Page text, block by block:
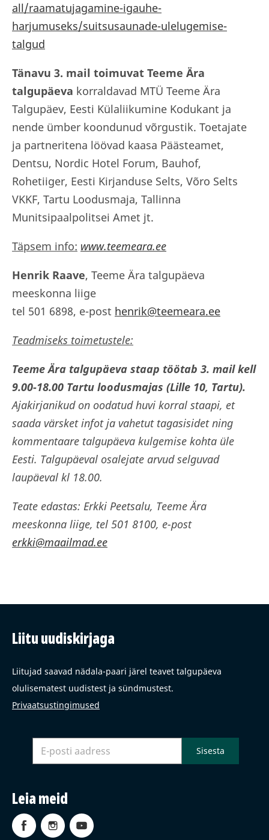
all/raamatujagamine-igauhe-
harjumuseks/suitsusaunade-ulelugemise-
talgud
Tänavu 3. mail toimuvat Teeme Ära
talgupäeva korraldavad MTÜ Teeme Ära
Talgupäev, Eesti Külaliikumine Kodukant ja
nende ümber koondunud võrgustik. Toetajate
ja partneritena löövad kaasa Päästeamet,
Dentsu, Nordic Hotel Forum, Bauhof,
Rohetiiger, Eesti Kirjanduse Selts, Võro Selts
VKKF, Tartu Loodusmaja, Tallinna
Munitsipaalpolitsei Amet jt.
Täpsem info: www.teemeara.ee
Henrik Raave, Teeme Ära talgupäeva
meeskonna liige
tel 501 6898, e-post henrik@teemeara.ee
Teadmiseks toimetustele:
Teeme Ära talgupäeva staap töötab 3. mail kell
9.00-18.00 Tartu loodusmajas (Lille 10, Tartu).
Ajakirjanikud on oodatud huvi korral staapi, et
saada värsket infot ja vahetut tagasisidet ning
kommentaare talgupäeva kulgemise kohta üle
Eesti. Talgupäeval osalejate arvud selguvad
laupäeval kl 18.00.
Teate edastas: Erkki Peetsalu, Teeme Ära
meeskonna liige, tel 501 8100, e-post
erkki@maailmad.ee
Liitu uudiskirjaga
Liitujad saavad nädala-paari järel teavet talgupäeva
olulisematest uudistest ja sündmustest.
Privaatsustingimused
Leia meid